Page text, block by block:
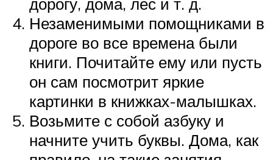
Незаменимыми помощниками в
дороге во все времена были
книги. Почитайте ему или пусть
он сам посмотрит яркие
картинки в книжках-малышках.
Возьмите с собой азбуку и
начните учить буквы. Дома, как